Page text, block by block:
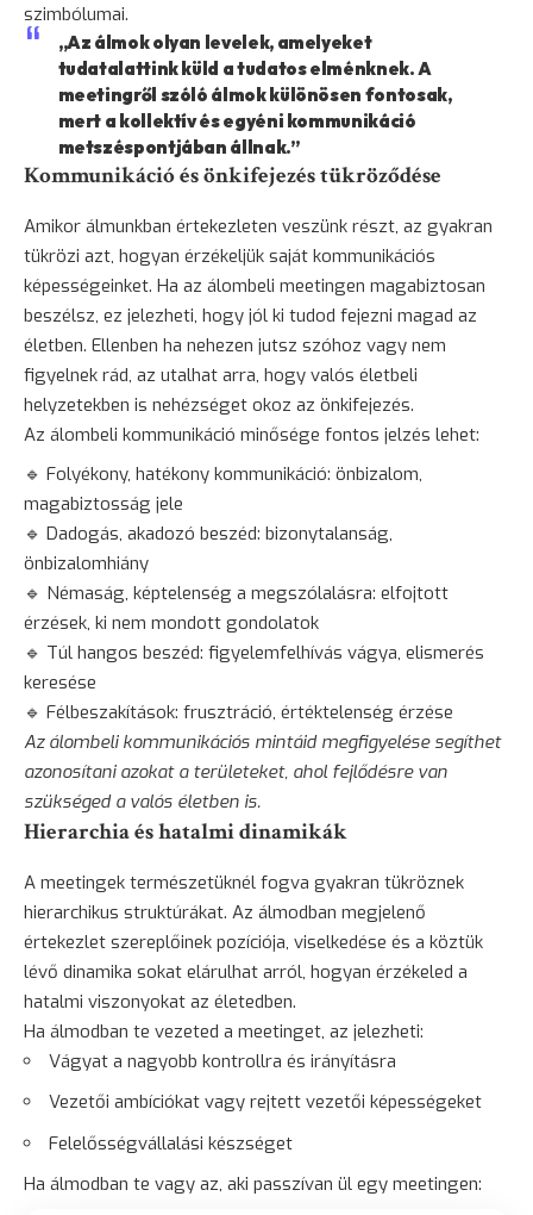
szimbólumai.
„Az álmok olyan levelek, amelyeket
tudatalattink küld a tudatos elménknek. A
meetingről szóló álmok különösen fontosak,
mert a kollektív és egyéni kommunikáció
metszéspontjában állnak.”
Kommunikáció és önkifejezés tükröződése
Amikor álmunkban értekezleten veszünk részt, az gyakran
tükrözi azt, hogyan érzékeljük saját kommunikációs
képességeinket. Ha az álombeli meetingen magabiztosan
beszélsz, ez jelezheti, hogy jól ki tudod fejezni magad az
életben. Ellenben ha nehezen jutsz szóhoz vagy nem
figyelnek rád, az utalhat arra, hogy valós életbeli
helyzetekben is nehézséget okoz az önkifejezés.
Az álombeli kommunikáció minősége fontos jelzés lehet:
🔹 Folyékony, hatékony kommunikáció: önbizalom,
magabiztosság jele
🔹 Dadogás, akadozó beszéd: bizonytalanság,
önbizalomhiány
🔹 Némaság, képtelenség a megszólalásra: elfojtott
érzések, ki nem mondott gondolatok
🔹 Túl hangos beszéd: figyelemfelhívás vágya, elismerés
keresése
🔹 Félbeszakítások: frusztráció, értéktelenség érzése
Az álombeli kommunikációs mintáid megfigyelése segíthet
azonosítani azokat a területeket, ahol fejlődésre van
szükséged a valós életben is.
Hierarchia és hatalmi dinamikák
A meetingek természetüknél fogva gyakran tükröznek
hierarchikus struktúrákat. Az álmodban megjelenő
értekezlet szereplőinek pozíciója, viselkedése és a köztük
lévő dinamika sokat elárulhat arról, hogyan érzékeled a
hatalmi viszonyokat az életedben.
Ha álmodban te vezeted a meetinget, az jelezheti:
Vágyat a nagyobb kontrollra és irányításra
Vezetői ambíciókat vagy rejtett vezetői képességeket
Felelősségvállalási készséget
Ha álmodban te vagy az, aki passzívan ül egy meetingen: